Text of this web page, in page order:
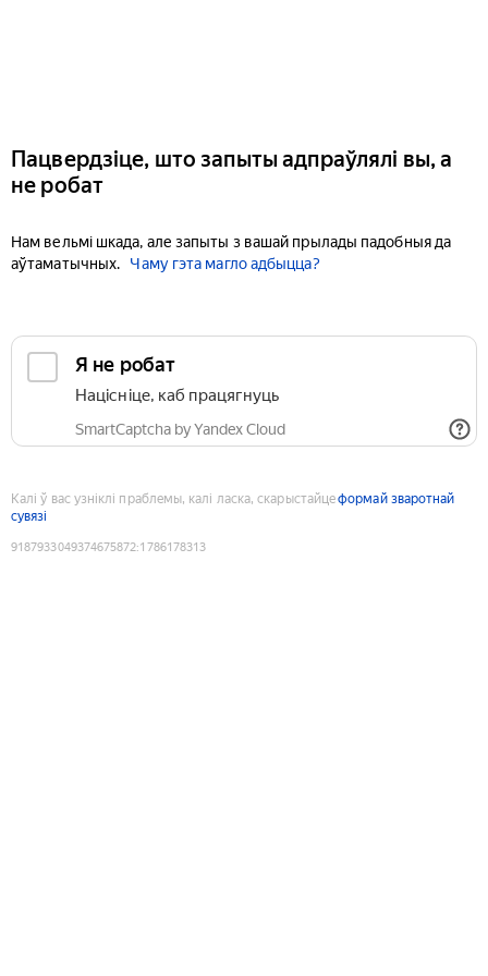
Пацвердзіце, што запыты адпраўлялі вы, а
не робат
Нам вельмі шкада, але запыты з вашай прылады падобныя да
аўтаматычных.
Чаму гэта магло адбыцца?
Я не робат
Націсніце, каб працягнуць
SmartCaptcha by Yandex Cloud
Калі ў вас узніклі праблемы, калі ласка, скарыстайцеформай зваротнай
сувязі
9187933049374675872:1786178313